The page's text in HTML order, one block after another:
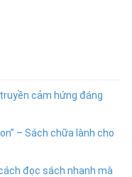
cảm hứng đáng
– Sách chữa lành cho
đọc sách nhanh mà